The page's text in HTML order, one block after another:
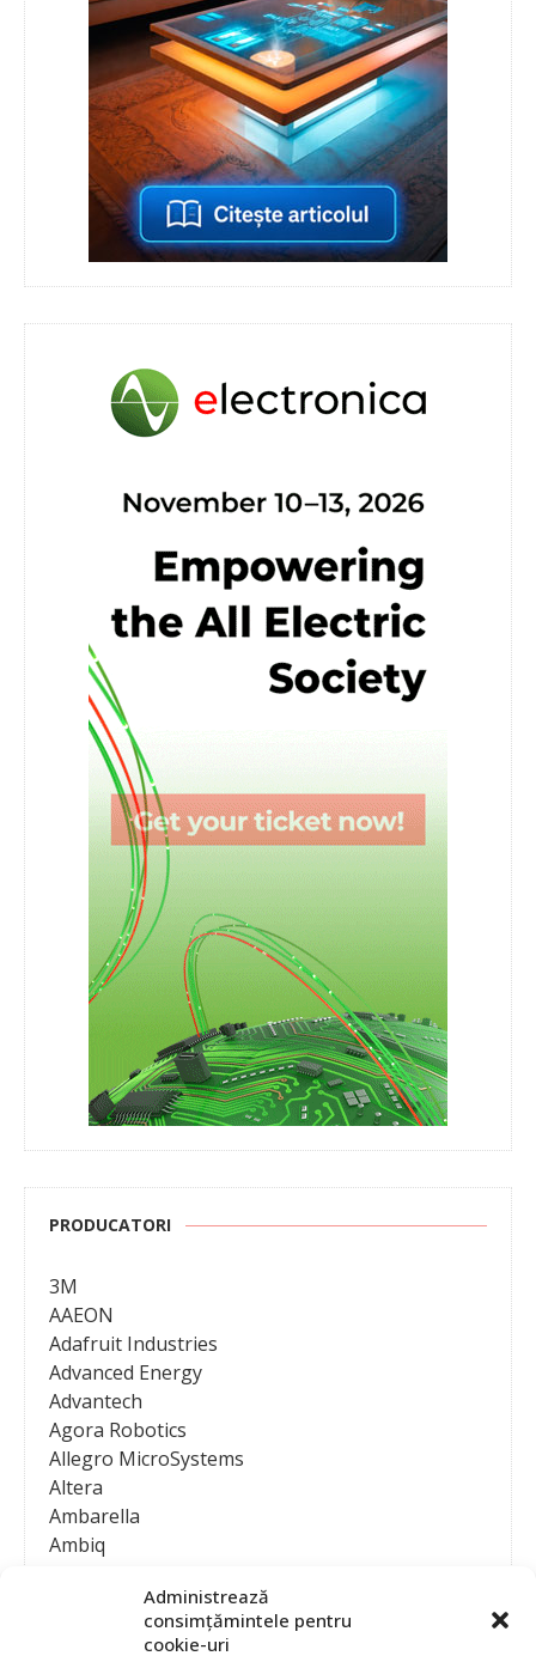
Administrează
consimțămintele pentru
cookie-uri
PRODUCATORI
3M
AAEON
Adafruit Industries
Advanced Energy
Advantech
Agora Robotics
Allegro MicroSystems
Altera
Ambarella
Ambiq
Analog Devices
Anritsu Corporation